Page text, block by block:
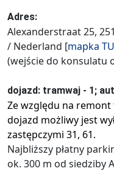
Adres:
Alexanderstraat 25,
/ Nederland [mapka
(wejście do konsulatu
dojazd: tramwaj - 1;
Ze względu na
dojazd możliwy jest
zastępczymi 31, 61.
Najbliższy płatny
ok. 300 m od siedziby